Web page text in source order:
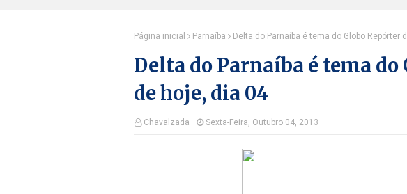
Página inicial Parnaíba Delta do Parnaíba é tema do Globo Repórter
Delta do Parnaíba é tema do
de hoje, dia 04
Chavalzada Sexta-Feira, Outubro 04, 2013